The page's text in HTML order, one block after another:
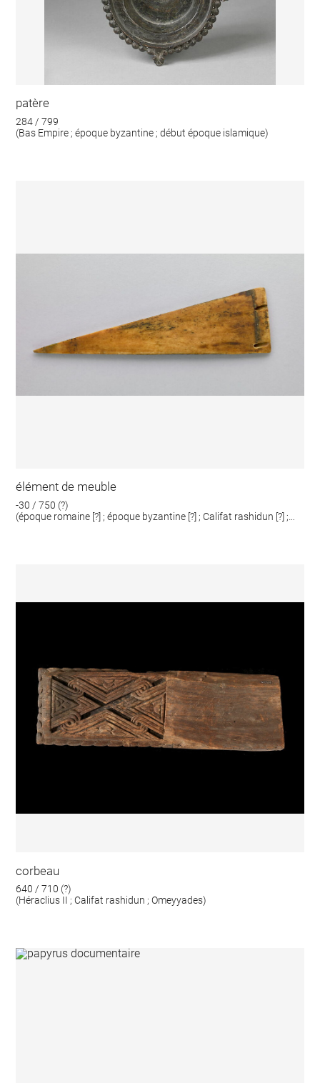
patère
284 / 799
(Bas Empire ; époque byzantine ; début époque islamique)
élément de meuble
-30 / 750 (?)
(époque romaine [?] ; époque byzantine [?] ; Califat rashidun [?] ;
corbeau
640 / 710 (?)
(Héraclius II ; Califat rashidun ; Omeyyades)